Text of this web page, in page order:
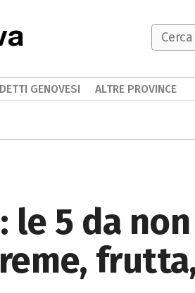
le 5 da
DETTI GENOVESI ALTRE PROVINCE